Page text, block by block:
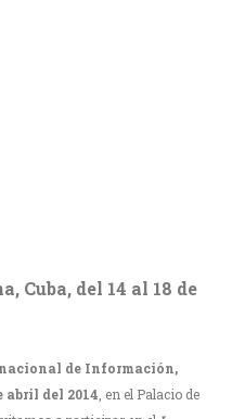
Cuba, del 14 al 18 de
de Información,
abril del 2014 , en el Palacio de